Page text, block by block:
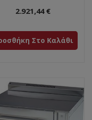
2.921,44 €
Στο Καλάθι